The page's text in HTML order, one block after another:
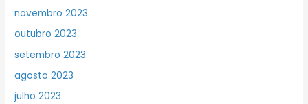
novembro 2023
outubro 2023
setembro 2023
agosto 2023
julho 2023